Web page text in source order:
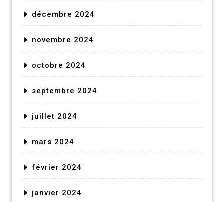
décembre 2024
novembre 2024
octobre 2024
septembre 2024
juillet 2024
mars 2024
février 2024
janvier 2024